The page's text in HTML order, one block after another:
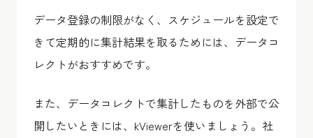
データ登録の制限がなく、スケジュールを設定で
きて定期的に集計結果を取るためには、データコ
レクトがおすすめです。
また、データコレクトで集計したものを外部で公
開したいときには、kViewerを使いましょう。社